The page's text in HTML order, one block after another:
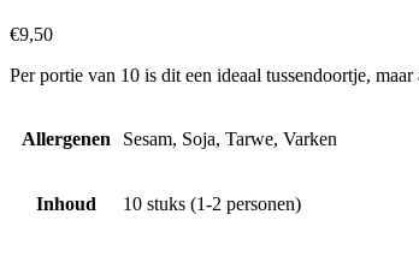
€9,50
Per portie van 10 is dit een ideaal tussendoortje,
Allergenen Sesam, Soja, Tarwe, Varken
Inhoud 10 stuks (1-2 personen)